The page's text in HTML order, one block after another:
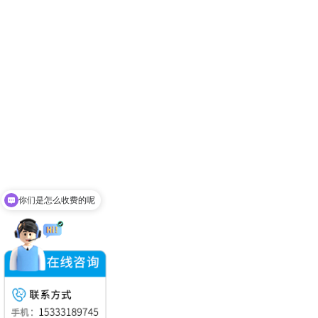
你们是怎么收费的呢